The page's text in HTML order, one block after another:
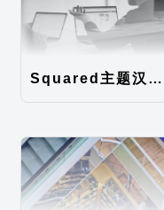
Squared主题汉化包